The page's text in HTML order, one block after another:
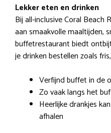
Lekker eten en drinken
Bij all-inclusive Coral Beach
aan smaakvolle maaltijden,
buffetrestaurant biedt
je drinken bestellen zoals
Verfijnd buffet in de
Zo vaak langs het
Heerlijke drankjes
afhalen